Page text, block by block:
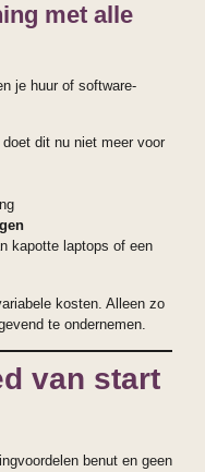
met alle
je huur of software-
dit nu niet meer voor
kapotte laptops of een
kosten. Alleen zo
te ondernemen.
van start
benut en geen